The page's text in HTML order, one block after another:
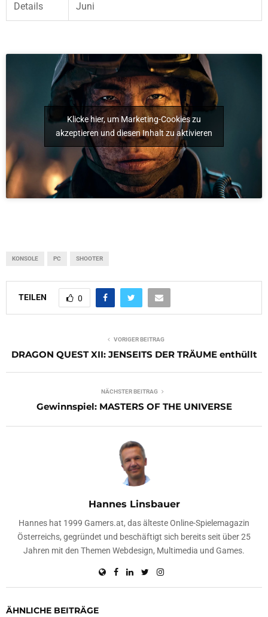
Details
Juni
Klicke hier, um Marketing-Cookies zu
akzeptieren und diesen Inhalt zu aktivieren
KONSOLE PC SHOOTER
TEILEN 0
VORIGER BEITRAG
DRAGON QUEST XII: JENSEITS DER TRÄUME enthüllt
NÄCHSTER BEITRAG
Gewinnspiel: MASTERS OF THE UNIVERSE
Hannes Linsbauer
Hannes hat 1999 Gamers.at, das älteste Online-Spielemagazin
Österreichs, gegründet und beschäftigt sich bereits seit über 25
Jahren mit den Themen Webdesign, Multimedia und Games.
ÄHNLICHE BEITRÄGE